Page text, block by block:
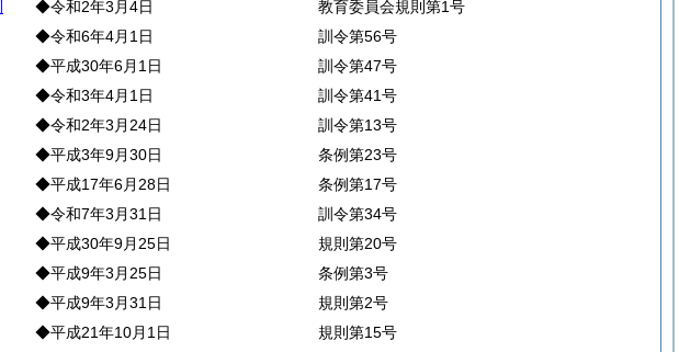
◆令和2年3月4日
教育委員会規則第1号
◆令和6年4月1日
訓令第56号
◆平成30年6月1日
訓令第47号
◆令和3年4月1日
訓令第41号
◆令和2年3月24日
訓令第13号
◆平成3年9月30日
条例第23号
◆平成17年6月28日
条例第17号
◆令和7年3月31日
訓令第34号
◆平成30年9月25日
規則第20号
◆平成9年3月25日
条例第3号
◆平成9年3月31日
規則第2号
◆平成21年10月1日
規則第15号